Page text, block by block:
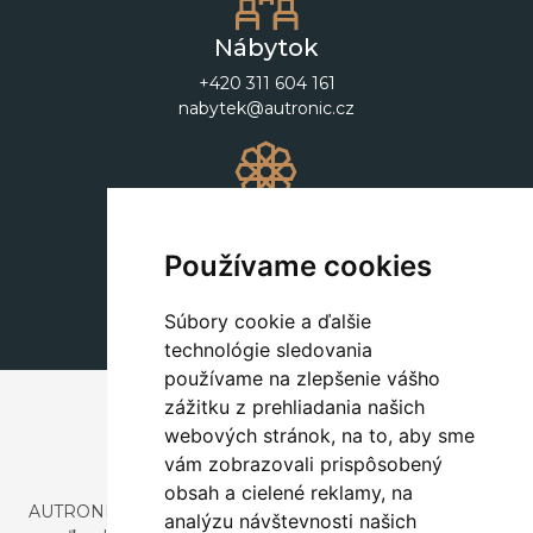
Používame cookies
Súbory cookie a ďalšie
technológie sledovania
používame na zlepšenie vášho
zážitku z prehliadania našich
webových stránok, na to, aby sme
vám zobrazovali prispôsobený
obsah a cielené reklamy, na
analýzu návštevnosti našich
Nábytok
+420 311 604 161
nabytek@autronic.cz
+420 311 604 182
dekorace@autronic.cz
AUTRONIC, s.r.o. je spoločnosť zaoberajúca sa dovozom a